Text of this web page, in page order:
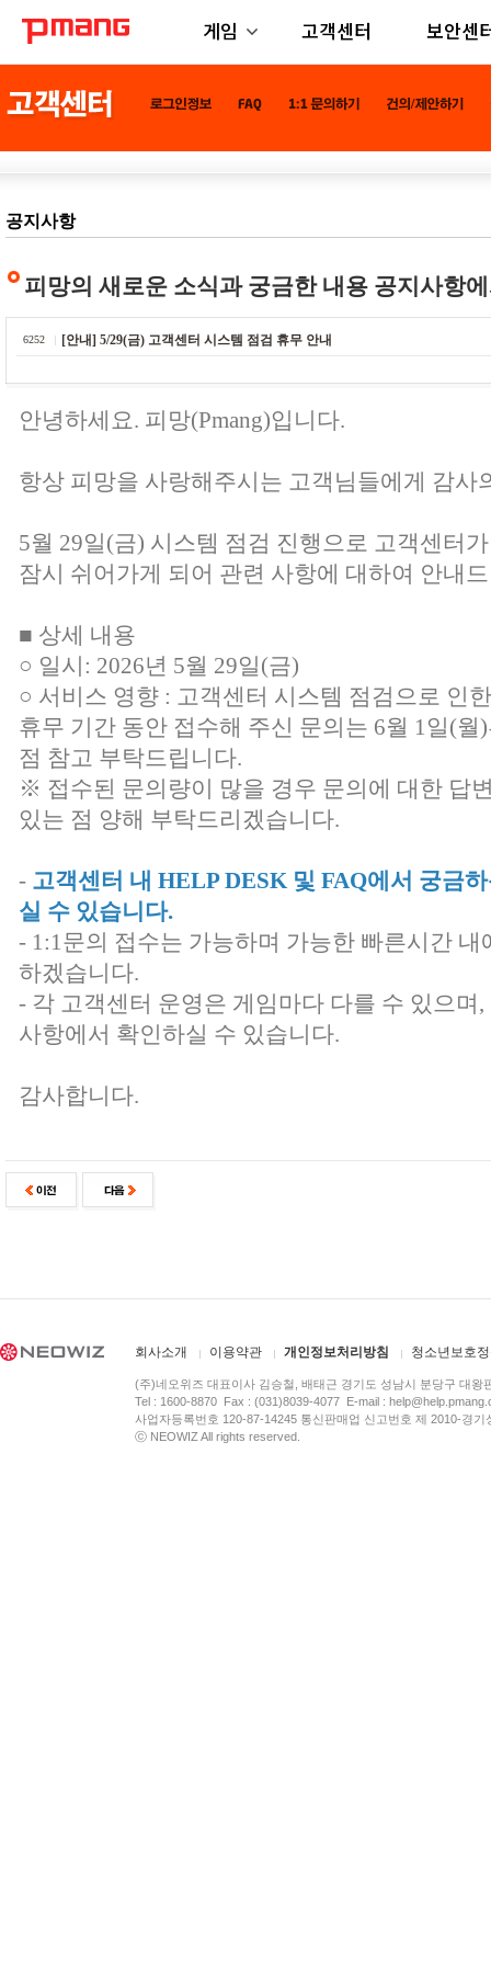
게임 고객센터 보안센
공지사항
피망의 새로운 소식과 궁금한 내용 공지사항
6252 [안내] 5/29(금) 고객센터 시스템 점검 휴무 안내
안녕하세요. 피망(Pmang)입니다.
항상 피망을 사랑해주시는 고객님들에게 감사
5월 29일(금) 시스템 점검 진행으로 고객센터가
잠시 쉬어가게 되어 관련 사항에 대하여 안내
■ 상세 내용
○ 일시: 2026년 5월 29일(금)
○ 서비스 영향 : 고객센터 시스템 점검으로 인
휴무 기간 동안 접수해 주신 문의는 6월 1일(
점 참고 부탁드립니다.
※ 접수된 문의량이 많을 경우 문의에 대한 답
있는 점 양해 부탁드리겠습니다.
- 고객센터 내 HELP DESK 및 FAQ에서 궁금
실 수 있습니다.
- 1:1문의 접수는 가능하며 가능한 빠른시간
하겠습니다.
- 각 고객센터 운영은 게임마다 다를 수 있으며
사항에서 확인하실 수 있습니다.
감사합니다.
회사소개 이용약관 개인정보처리방침 청소년보호
(주)네오위즈 대표이사 김승철, 배태근 경기도 성남시 분당구 대왕
Tel : 1600-8870 Fax : (031)8039-4077 E-mail :
사업자등록번호 120-87-14245 통신판매업 신고번호 제 2010-경
ⓒ NEOWIZ All rights reserved.